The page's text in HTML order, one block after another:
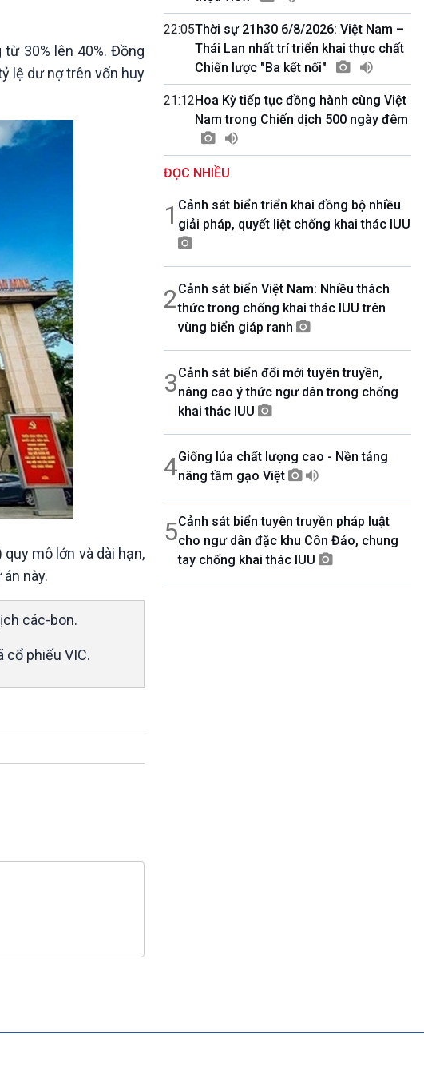
10 phút Sự kiện - Luận bàn
Câu chuyện thời sự
Dòng chảy sự kiện
Đối thoại
Diễn đàn chủ nhật
Chuyện đêm
30% lên 40%. Đồng
lệ dư nợ trên vốn huy
mô lớn và dài hạn,
này.
các-bon.
cổ phiếu VIC.
22:05Thời sự 21h30 6/8/2026: Việt Nam –
Thái Lan nhất trí triển khai thực chất
Chiến lược "Ba kết nối"
21:12Hoa Kỳ tiếp tục đồng hành cùng Việt
Nam trong Chiến dịch 500 ngày đêm
ĐỌC NHIỀU
1 Cảnh sát biển triển khai đồng bộ nhiều
giải pháp, quyết liệt chống khai thác IUU
2Cảnh sát biển Việt Nam: Nhiều thách
thức trong chống khai thác IUU trên
vùng biển giáp ranh
3Cảnh sát biển đổi mới tuyên truyền,
nâng cao ý thức ngư dân trong chống
khai thác IUU
4Giống lúa chất lượng cao - Nền tảng
nâng tầm gạo Việt
5Cảnh sát biển tuyên truyền pháp luật
cho ngư dân đặc khu Côn Đảo, chung
tay chống khai thác IUU